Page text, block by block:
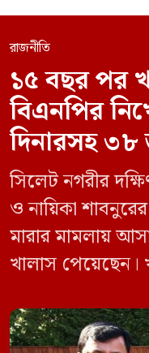
রাজনীতি
১৫ বছর পর
বিএনপির
দিনারসহ
সিলেট নগরীর
ও নায়িকা
মারার মামলায়
খালাস পেয়েছেন।
ইফতেখার আহমদ